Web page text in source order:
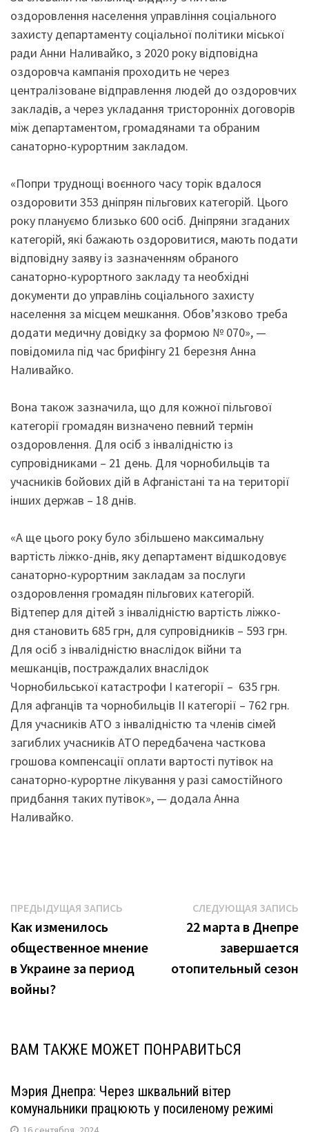
оздоровлення населення управління соціального
захисту департаменту соціальної політики міської
ради Анни Наливайко, з 2020 року відповідна
оздоровча кампанія проходить не через
централізоване відправлення людей до оздоровчих
закладів, а через укладання тристоронніх договорів
між департаментом, громадянами та обраним
санаторно-курортним закладом.
«Попри труднощі воєнного часу торік вдалося
оздоровити 353 дніпрян пільгових категорій. Цього
року плануємо близько 600 осіб. Дніпряни згаданих
категорій, які бажають оздоровитися, мають подати
відповідну заяву із зазначенням обраного
санаторно-курортного закладу та необхідні
документи до управлінь соціального захисту
населення за місцем мешкання. Обов’язково треба
додати медичну довідку за формою № 070», —
повідомила під час брифінгу 21 березня Анна
Наливайко.
Вона також зазначила, що для кожної пільгової
категорії громадян визначено певний термін
оздоровлення. Для осіб з інвалідністю із
супровідниками – 21 день. Для чорнобильців та
учасників бойових дій в Афганістані та на території
інших держав – 18 днів.
«А ще цього року було збільшено максимальну
вартість ліжко-днів, яку департамент відшкодовує
санаторно-курортним закладам за послуги
оздоровлення громадян пільгових категорій.
Відтепер для дітей з інвалідністю вартість ліжко-
дня становить 685 грн, для супровідників – 593 грн.
Для осіб з інвалідністю внаслідок війни та
мешканців, постраждалих внаслідок
Чорнобильської катастрофи I категорії – 635 грн.
Для афганців та чорнобильців II категорії – 762 грн.
Для учасників АТО з інвалідністю та членів сімей
загиблих учасників АТО передбачена часткова
грошова компенсації оплати вартості путівок на
санаторно-курортне лікування у разі самостійного
придбання таких путівок», — додала Анна
Наливайко.
Навигация
по
записям
ПРЕДЫДУЩАЯ ЗАПИСЬ
Как изменилось
общественное мнение
в Украине за период
войны?
СЛЕДУЮЩАЯ ЗАПИСЬ
22 марта в Днепре
завершается
отопительный сезон
ВАМ ТАКЖЕ МОЖЕТ ПОНРАВИТЬСЯ
Мэрия Днепра: Через шквальний вітер
комунальники працюють у посиленому режимі